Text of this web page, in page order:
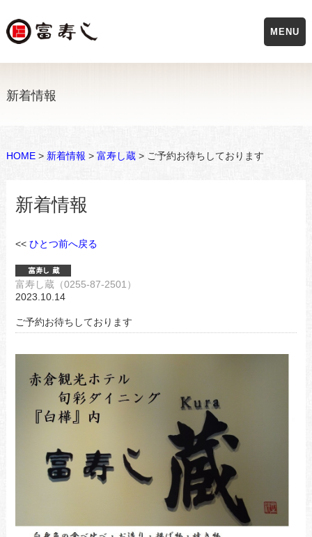
新着情報
HOME> 新着情報 > 富寿し蔵> ご予約お待ちしております
新着情報
<< ひとつ前へ戻る
富寿し蔵（0255-87-2501）
2023.10.14
ご予約お待ちしております
MENU